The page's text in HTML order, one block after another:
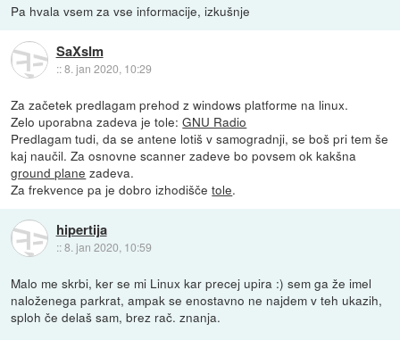
Pa hvala vsem za vse informacije, izkušnje
SaXsIm
::8. jan 2020, 10:29
Za začetek predlagam prehod z windows platforme na linux.
Zelo uporabna zadeva je tole:GNU Radio
Predlagam tudi, da se antene lotiš v samogradnji, se boš pri tem še
kaj naučil. Za osnovne scanner zadeve bo povsem ok kakšna
ground plane zadeva.
Za frekvence pa je dobro izhodiščetole.
hipertija
::8. jan 2020, 10:59
Malo me skrbi, ker se mi Linux kar precej upira :) sem ga že imel
naloženega parkrat, ampak se enostavno ne najdem v teh ukazih,
sploh če delaš sam, brez rač. znanja.